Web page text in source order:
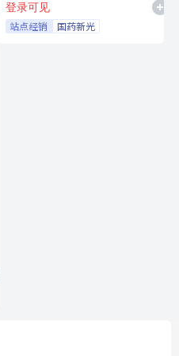
登录可见
站点经销 国药新光